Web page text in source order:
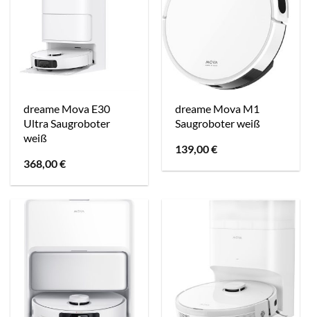
dreame Mova E30
Ultra Saugroboter
weiß
368,00€
dreame Mova M1
Saugroboter weiß
139,00€